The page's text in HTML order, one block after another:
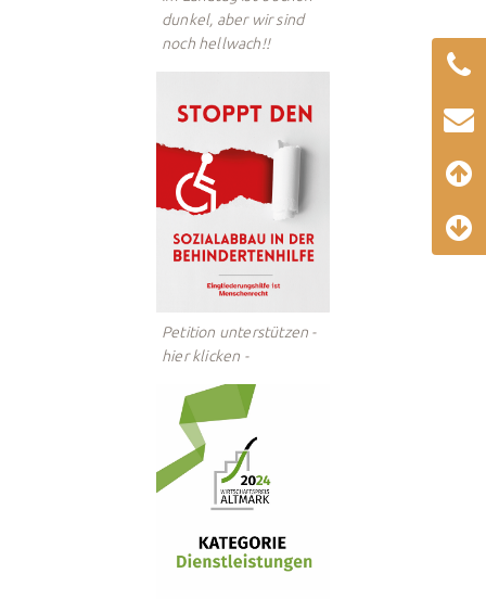
dunkel, aber wir sind
noch hellwach!!
Petition unterstützen -
hier klicken -